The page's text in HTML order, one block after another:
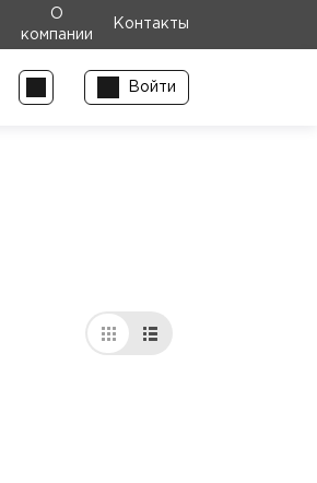
О
компании
Контакты
Войти